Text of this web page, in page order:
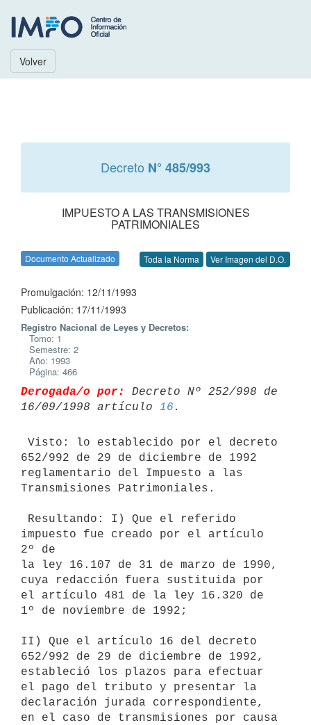
Volver
Decreto N° 485/993
IMPUESTO A LAS TRANSMISIONES
PATRIMONIALES
Documento Actualizado Toda la Norma Ver Imagen del D.O.
Promulgación: 12/11/1993
Publicación: 17/11/1993
Registro Nacional de Leyes y Decretos:
Tomo: 1
Semestre: 2
Año: 1993
Página: 466
Derogada/o por:
Decreto Nº 252/998 de
16/09/1998 artículo 16
652/992 de 29 de diciembre de 1992
reglamentario del Impuesto a las
Transmisiones Patrimoniales.
impuesto fue creado por el artículo
2º de
la ley 16.107 de 31 de marzo de 1990,
cuya redacción fuera sustituida por
el artículo 481 de la ley 16.320 de
1º de noviembre de 1992;
II) Que el artículo 16 del decreto
652/992 de 29 de diciembre de 1992,
estableció los plazos para efectuar
el pago del tributo y presentar la
declaración jurada correspondiente,
en el caso de transmisiones por causa